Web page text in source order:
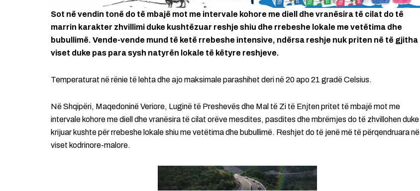
Sot në vendin tonë do të mbajë mot me intervale kohore me diell dhe vranësira të cilat do të
marrin karakter zhvillimi duke kushtëzuar reshje shiu dhe rrebeshe lokale me vetëtima dhe
bubullimë. Vende-vende mund të ketë rrebeshe intensive, ndërsa reshje nuk priten në të gjitha
viset duke pas para sysh natyrën lokale të këtyre reshjeve.
Temperaturat në rënie të lehta dhe ajo maksimale parashihet deri në 20 apo 21 gradë Celsius.
Në Shqipëri, Maqedoninë Veriore, Luginë të Preshevës dhe Mal të Zi të Enjten pritet të mbajë mot me
intervale kohore me diell dhe vranësira të cilat orëve mesdites, pasdites dhe mbrëmjes do të zhvillohen duke
krijuar kushte për rrebeshe lokale shiu me vetëtima dhe bubullimë. Reshjet do të jenë më të përqendruara në
viset kodrinore-malore.